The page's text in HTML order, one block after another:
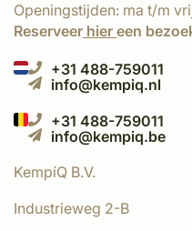
Openingstijden: ma t/m
Reserveer hier een
+31 488-759011
info@kempiq.nl
+31 488-759011
info@kempiq.be
KempíQ B.V.
Industrieweg 2-B